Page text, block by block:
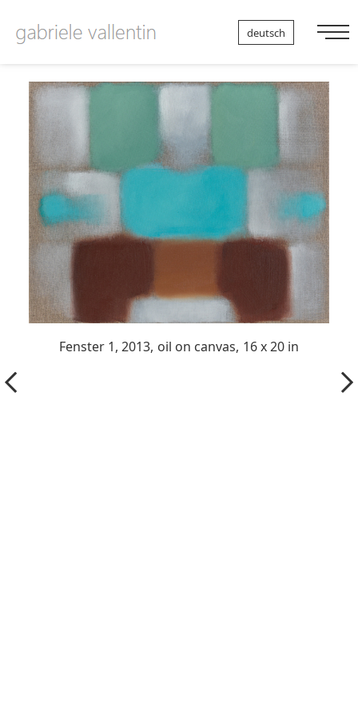
deutsch
Fenster 1, 2013, oil on canvas, 16 x 20 in